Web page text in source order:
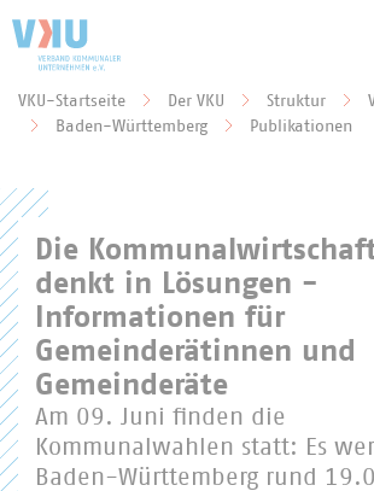
Sie befinden sich hier:
VKU-Startseite Der VKU Struktur
Baden-Württemberg
Publikationen
Die
denkt in Lösungen -
Informationen für
Gemeinderätinnen und
Gemeinderäte
Am 09. Juni finden die
Kommunalwahlen statt: Es
Baden-Württemberg rund